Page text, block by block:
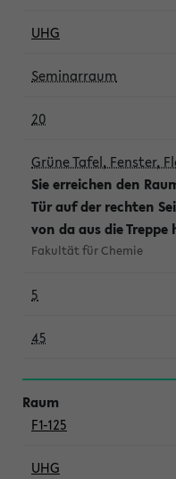
UHG
Seminarraum
20
Grüne Tafel, Fenster,
Sie erreichen den
Tür auf der rechten
von da aus die Treppe
Fakultät für Chemie
5
45
F1-125
UHG